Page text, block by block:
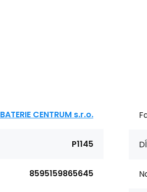
BATERIE CENTRUM s.r.o.
P1145
8595159865645